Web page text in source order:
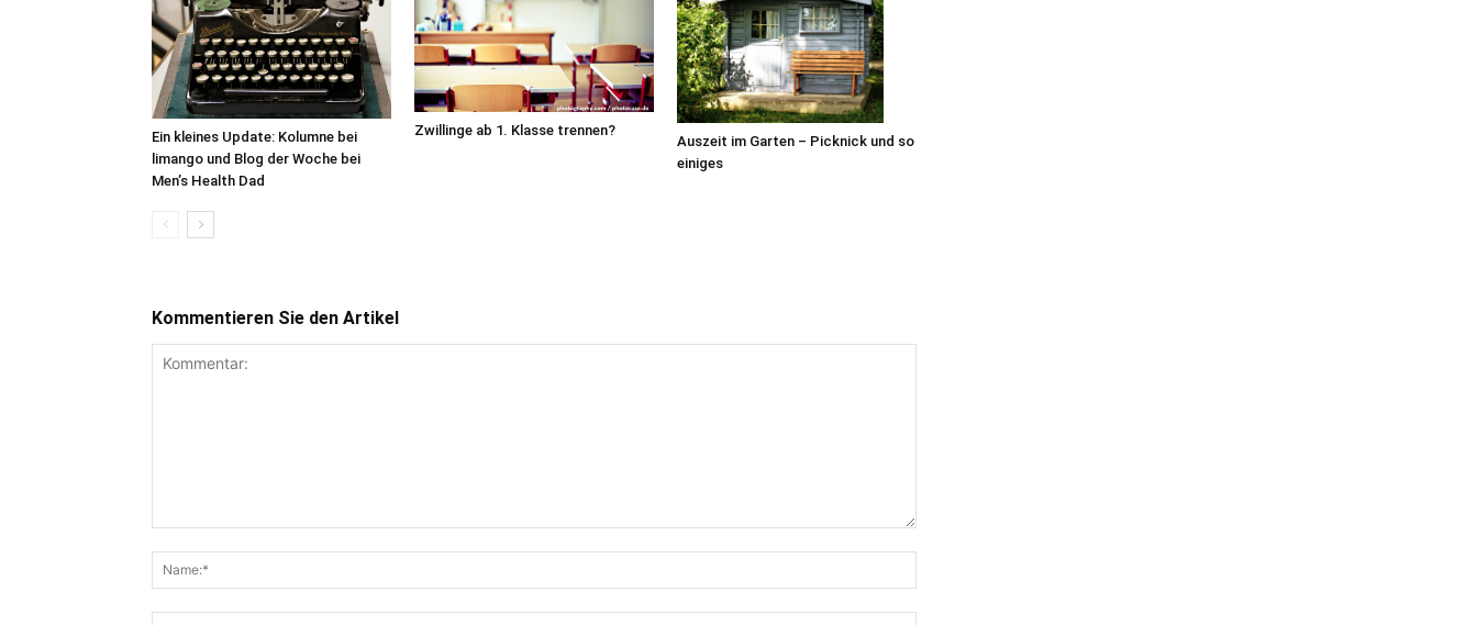
Ein kleines Update: Kolumne bei
limango und Blog der Woche bei
Men’s Health Dad
Zwillinge ab 1. Klasse trennen?
Auszeit im Garten – Picknick und so
einiges
Kommentieren Sie den Artikel